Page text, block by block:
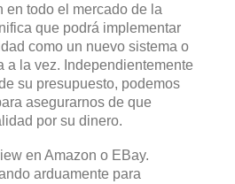
en todo el mercado de la
que podrá implementar
como un nuevo sistema o
a la vez. Independientemente
su presupuesto, podemos
asegurarnos de que
por su dinero.
en Amazon o EBay.
arduamente para